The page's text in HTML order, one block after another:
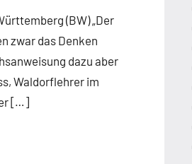
(BW) „Der
zwar das Denken
dazu aber
Waldorflehrer im
[…]